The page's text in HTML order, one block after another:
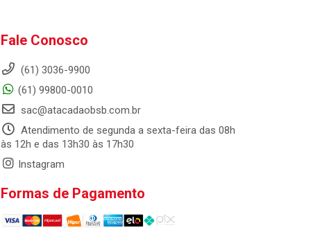
Fale Conosco
(61) 3036-9900
(61) 99800-0010
sac@atacadaobsb.com.br
Atendimento de segunda a sexta-feira das 08h
às 12h e das 13h30 às 17h30
Instagram
Formas de Pagamento